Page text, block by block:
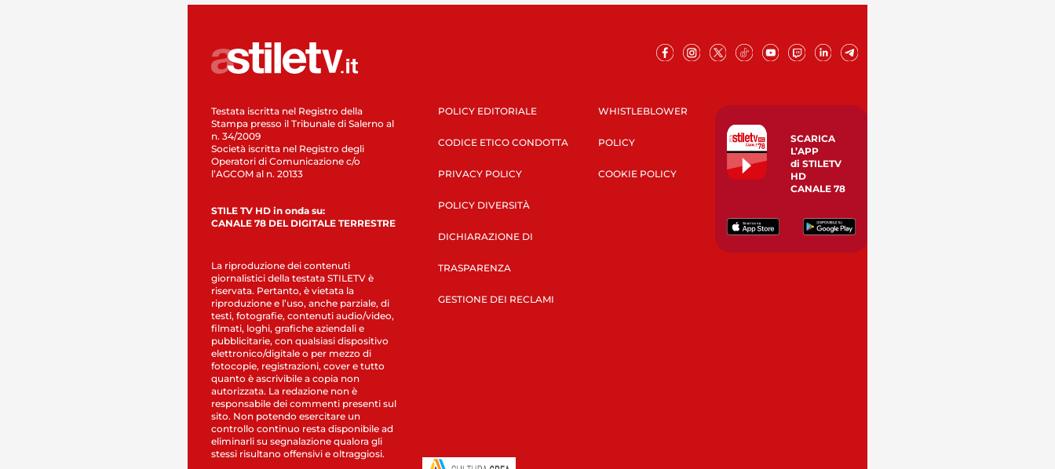
Testata iscritta nel Registro della
Stampa presso il Tribunale di Salerno al
n. 34/2009
Società iscritta nel Registro degli
Operatori di Comunicazione c/o
l’AGCOM al n. 20133
STILE TV HD in onda su:
CANALE 78 DEL DIGITALE TERRESTRE
La riproduzione dei contenuti
giornalistici della testata STILETV è
riservata. Pertanto, è vietata la
riproduzione e l’uso, anche parziale, di
testi, fotografie, contenuti audio/video,
filmati, loghi, grafiche aziendali e
pubblicitarie, con qualsiasi dispositivo
elettronico/digitale o per mezzo di
fotocopie, registrazioni, cover e tutto
quanto è ascrivibile a copia non
autorizzata. La redazione non è
responsabile dei commenti presenti sul
sito. Non potendo esercitare un
controllo continuo resta disponibile ad
eliminarli su segnalazione qualora gli
stessi risultano offensivi e oltraggiosi.
POLICY EDITORIALE
CODICE ETICO CONDOTTA
PRIVACY POLICY
POLICY DIVERSITÀ
DICHIARAZIONE DI
TRASPARENZA
GESTIONE DEI RECLAMI
WHISTLEBLOWER
POLICY
COOKIE POLICY
SCARICA
L’APP
di STILETV
HD
CANALE 78